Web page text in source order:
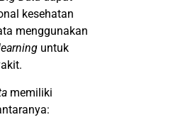
kesehatan
menggunakan
untuk
memiliki